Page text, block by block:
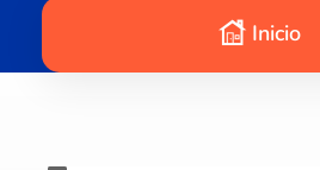
Inicio